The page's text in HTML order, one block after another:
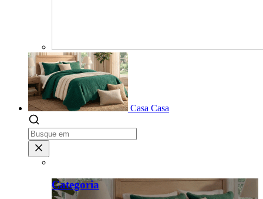
Casa Casa
Categoria